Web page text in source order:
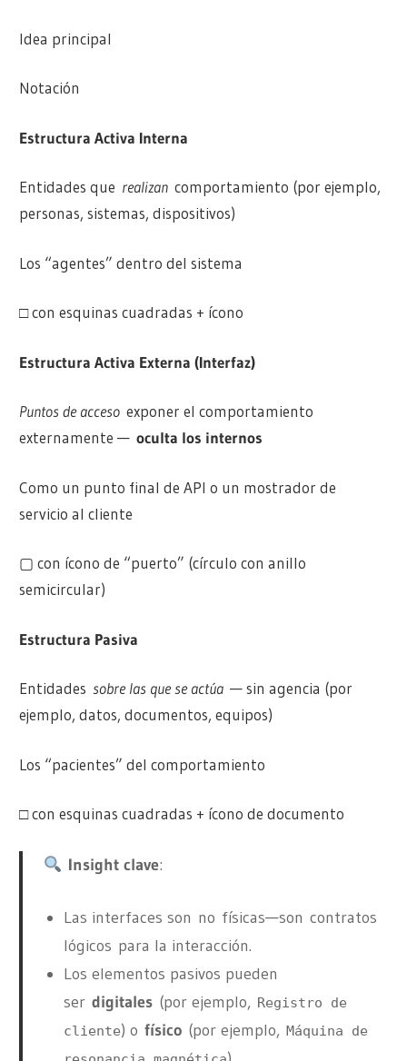
Idea principal
Notación
Estructura Activa Interna
Entidades que realizan comportamiento (por ejemplo,
personas, sistemas, dispositivos)
Los “agentes” dentro del sistema
□ con esquinas cuadradas + ícono
Estructura Activa Externa (Interfaz)
Puntos de acceso exponer el comportamiento
externamente —oculta los internos
Como un punto final de API o un mostrador de
servicio al cliente
▢ con ícono de “puerto” (círculo con anillo
semicircular)
Estructura Pasiva
Entidades sobre las que se actúa — sin agencia (por
ejemplo, datos, documentos, equipos)
Los “pacientes” del comportamiento
□ con esquinas cuadradas + ícono de documento
Insight clave:
Las interfaces son no físicas—soncontratos
lógicos para la interacción.
Los elementos pasivos pueden
serdigitales (por ejemplo, Registro de
cliente) ofísico (por ejemplo,Máquina de